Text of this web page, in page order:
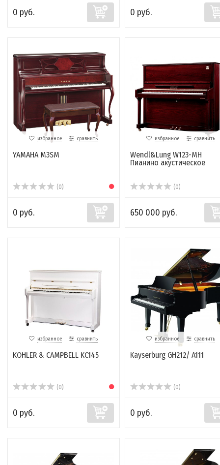
0 руб. 0 руб.
избранное сравнить
YAMAHA M3SM
(0)
0 руб.
избранное сравнить
Wendl&Lung W123-MH
Пианино акустическое
(0)
650 000 руб.
избранное сравнить
KOHLER & CAMPBELL KC145
(0)
0 руб.
избранное сравнить
Kayserburg GH212/ A111
(0)
0 руб.